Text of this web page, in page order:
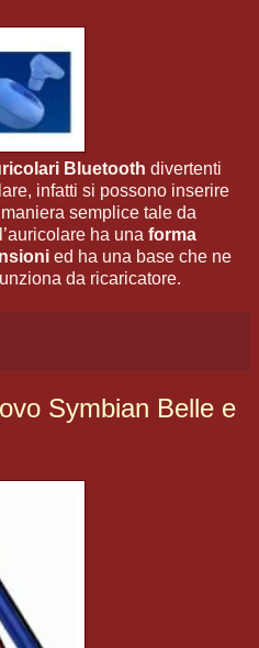
Bluetooth divertenti
infatti si possono inserire
semplice tale da
ha una forma
ed ha una base che ne
da ricaricatore.
Symbian Belle e